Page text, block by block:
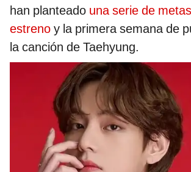
han planteado una serie de
estreno y la primera semana de
la canción de Taehyung.